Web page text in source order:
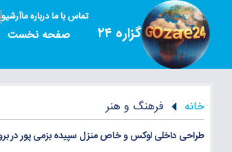
گزاره ۲۴
تماس با مادرباره ماآرشیو
صفحه نخست
خانه فرهنگ و هنر
طراحی داخلی لوکس و خاص منزل سپیده بزمی پور در